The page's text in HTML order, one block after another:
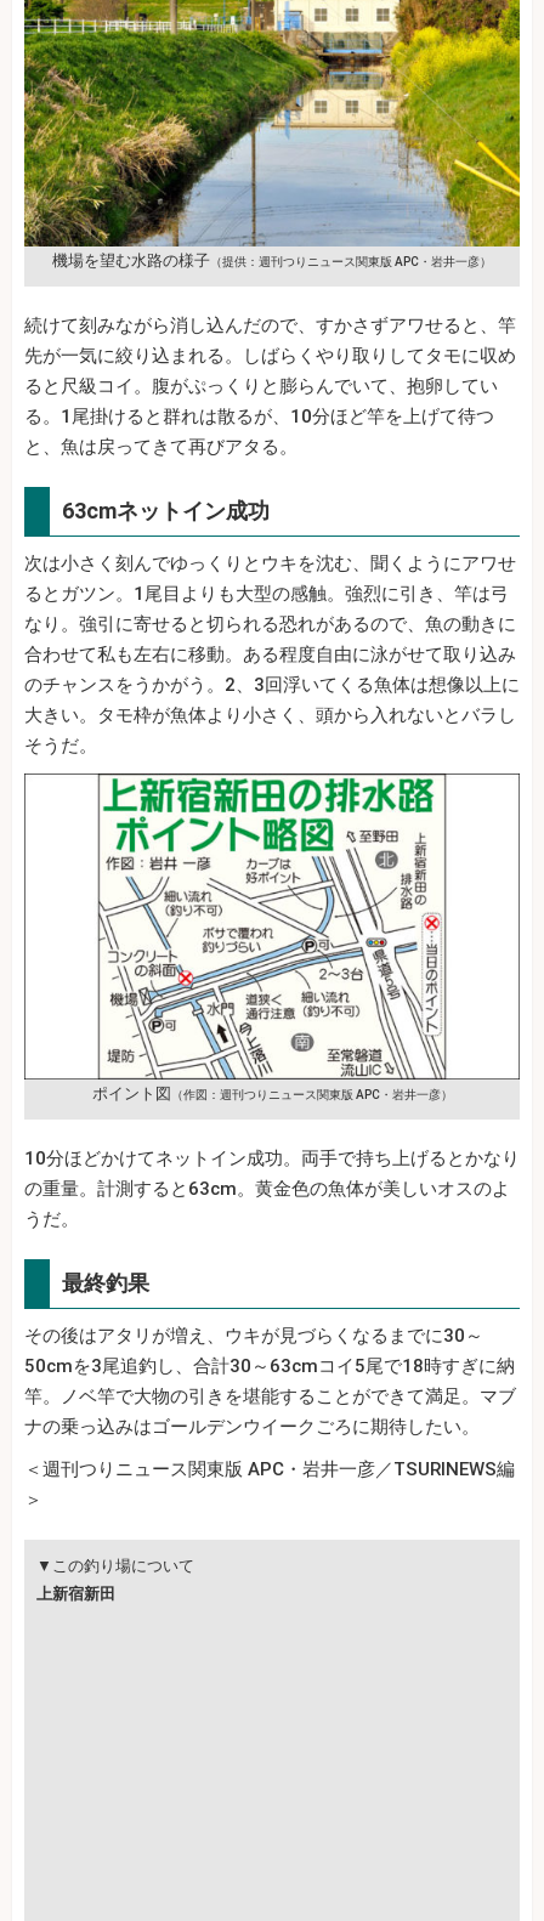
機場を望む水路の様子 （提供：週刊つりニュース関東版 APC・岩井一彦）
続けて刻みながら消し込んだので、すかさずアワせると、竿
先が一気に絞り込まれる。しばらくやり取りしてタモに収め
ると尺級コイ。腹がぷっくりと膨らんでいて、抱卵してい
る。1尾掛けると群れは散るが、10分ほど竿を上げて待つ
と、魚は戻ってきて再びアタる。
63cmネットイン成功
次は小さく刻んでゆっくりとウキを沈む、聞くようにアワせ
るとガツン。1尾目よりも大型の感触。強烈に引き、竿は弓
なり。強引に寄せると切られる恐れがあるので、魚の動きに
合わせて私も左右に移動。ある程度自由に泳がせて取り込み
のチャンスをうかがう。2、3回浮いてくる魚体は想像以上に
大きい。タモ枠が魚体より小さく、頭から入れないとバラし
そうだ。
ポイント図 （作図：週刊つりニュース関東版 APC・岩井一彦）
10分ほどかけてネットイン成功。両手で持ち上げるとかなり
の重量。計測すると63cm。黄金色の魚体が美しいオスのよ
うだ。
最終釣果
その後はアタリが増え、ウキが見づらくなるまでに30～
50cmを3尾追釣し、合計30～63cmコイ5尾で18時すぎに納
竿。ノベ竿で大物の引きを堪能することができて満足。マブ
ナの乗っ込みはゴールデンウイークごろに期待したい。
＜週刊つりニュース関東版 APC・岩井一彦／TSURINEWS編
＞
▼この釣り場について
上新宿新田